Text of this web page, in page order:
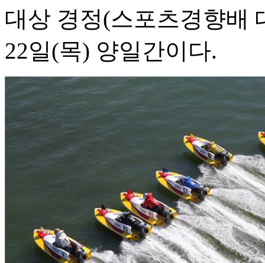
대상 경정(스포츠경향배
22일(목) 양일간이다.